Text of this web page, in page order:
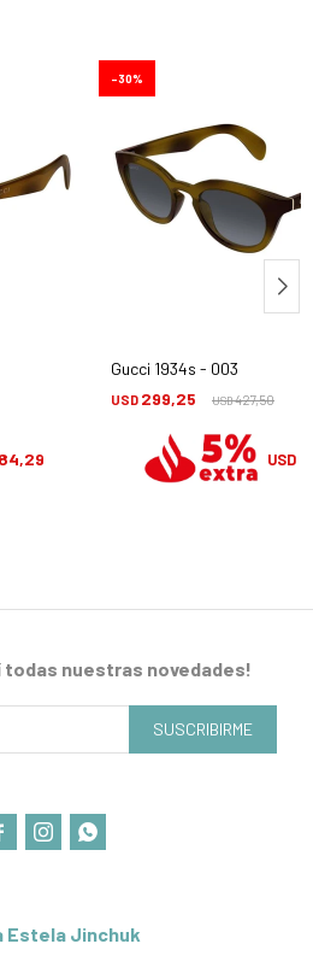
Gucci 1934s - 003
USD 299,25 USD427,50
30
USD
Estela Jinchuk
todas nuestras novedades!
SUSCRIBIRME
 